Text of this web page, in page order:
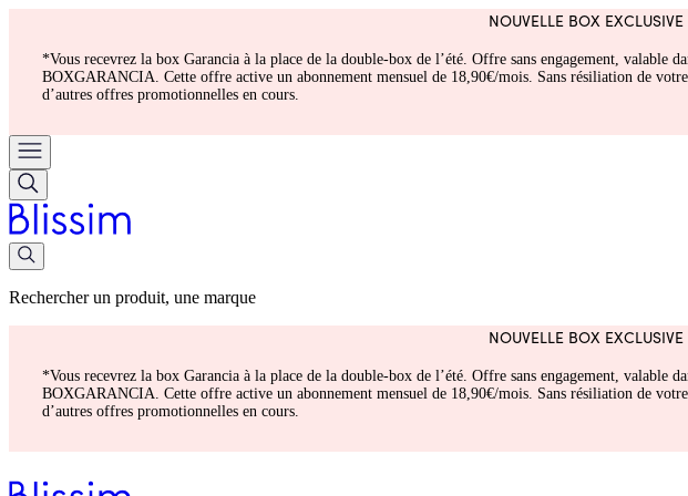
NOUVELLE BOX EXCLUSIVE
*Vous recevrez la box Garancia à la place de la double-box de l’été. Offre sans engagement, valable
BOXGARANCIA. Cette offre active un abonnement mensuel de 18,90€/mois. Sans résiliation de
d’autres offres promotionnelles en cours.
Rechercher un produit, une marque
NOUVELLE BOX EXCLUSIVE
*Vous recevrez la box Garancia à la place de la double-box de l’été. Offre sans engagement, valable
BOXGARANCIA. Cette offre active un abonnement mensuel de 18,90€/mois. Sans résiliation de
d’autres offres promotionnelles en cours.